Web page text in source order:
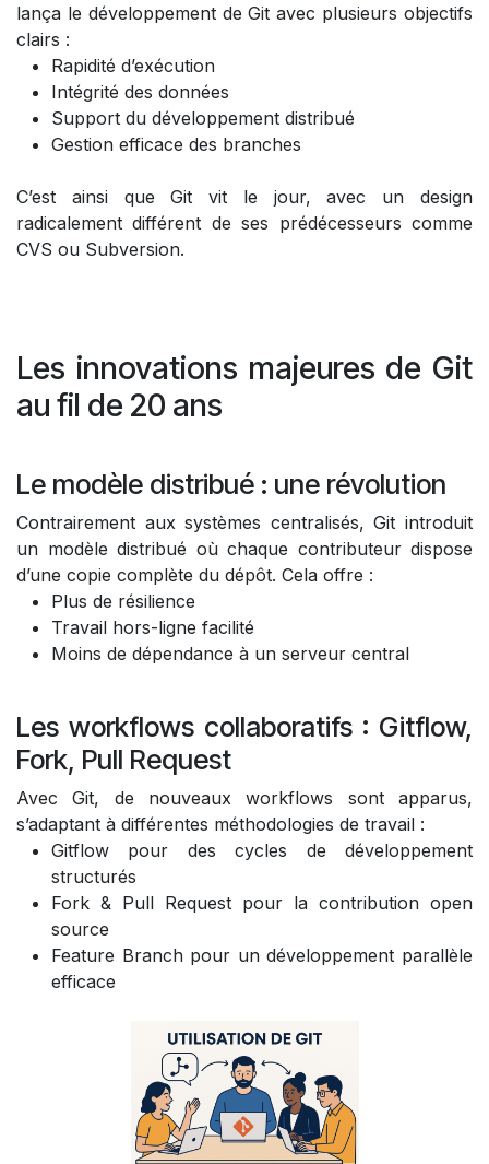
lança le développement de Git avec plusieurs objectifs
clairs :
Rapidité d’exécution
Intégrité des données
Support du développement distribué
Gestion efficace des branches
C’est ainsi que Git vit le jour, avec un design
radicalement différent de ses prédécesseurs comme
CVS ou Subversion.
Les innovations majeures de Git
au fil de 20 ans
Le modèle distribué : une révolution
Contrairement aux systèmes centralisés, Git introduit
un modèle distribué où chaque contributeur dispose
d’une copie complète du dépôt. Cela offre :
Plus de résilience
Travail hors-ligne facilité
Moins de dépendance à un serveur central
Les workflows collaboratifs : Gitflow,
Fork, Pull Request
Avec Git, de nouveaux workflows sont apparus,
s’adaptant à différentes méthodologies de travail :
Gitflow pour des cycles de développement
structurés
Fork & Pull Request pour la contribution open
source
Feature Branch pour un développement parallèle
efficace